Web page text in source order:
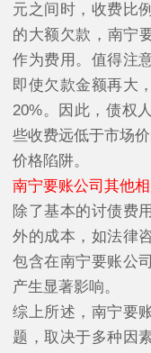
元之间时，收费比
的大额欠款，南宁
作为费用。值得注
即使欠款金额再大
20%。因此，债权
些收费远低于市场
价格陷阱。
南宁要账公司其他
除了基本的讨债费
外的成本，如法律
包含在南宁要账公
产生显著影响。
综上所述，南宁要
题，取决于多种因